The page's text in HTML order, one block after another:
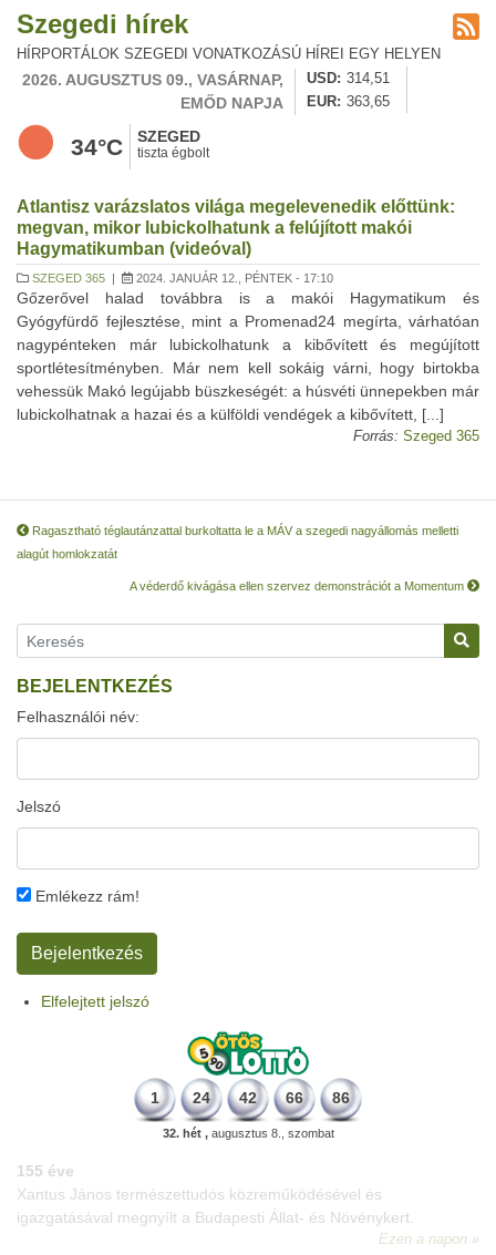
Szegedi hírek
HÍRPORTÁLOK SZEGEDI VONATKOZÁSÚ HÍREI EGY HELYEN
2026. AUGUSZTUS 09., VASÁRNAP,
EMŐD NAPJA
USD
314,51
EUR
363,65
34°C SZEGED
tiszta égbolt
Atlantisz varázslatos világa megelevenedik előttünk:
megvan, mikor lubickolhatunk a felújított makói
Hagymatikumban (videóval)
SZEGED 365 | 2024. JANUÁR 12., PÉNTEK - 17:10
Gőzerővel halad továbbra is a makói Hagymatikum és
Gyógyfürdő fejlesztése, mint a Promenad24 megírta, várhatóan
nagypénteken már lubickolhatunk a kibővített és megújított
sportlétesítményben. Már nem kell sokáig várni, hogy birtokba
vehessük Makó legújabb büszkeségét: a húsvéti ünnepekben már
lubickolhatnak a hazai és a külföldi vendégek a kibővített, [...]
Forrás: Szeged 365
Ragasztható téglautánzattal burkoltatta le a MÁV a szegedi nagyállomás melletti
alagút homlokzatát
A véderdő kivágása ellen szervez demonstrációt a Momentum
BEJELENTKEZÉS
Felhasználói név:
Jelszó
Emlékezz rám!
Elfelejtett jelszó
1 24 42 66 86
32. hét ,augusztus 8., szombat
226 éve
Megszületett Dukai Takács Judit, művésznevén Malvina költőnő.
Ezen a napon